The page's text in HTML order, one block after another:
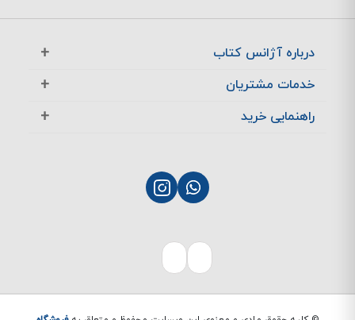
درباره آژانس کتاب
آژانس بوک در یک نگاه
سوالات متداول
خدمات مشتریان
راهنمایی خرید